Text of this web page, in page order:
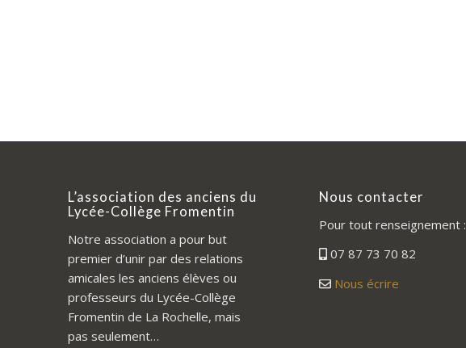
L’association des anciens du
Lycée-Collège Fromentin
Notre association a pour but
premier d’unir par des relations
amicales les anciens élèves ou
professeurs du Lycée-Collège
Fromentin de La Rochelle, mais
pas seulement…
Nous contacter
Pour tout renseignement :
07 87 73 70 82
Nous écrire